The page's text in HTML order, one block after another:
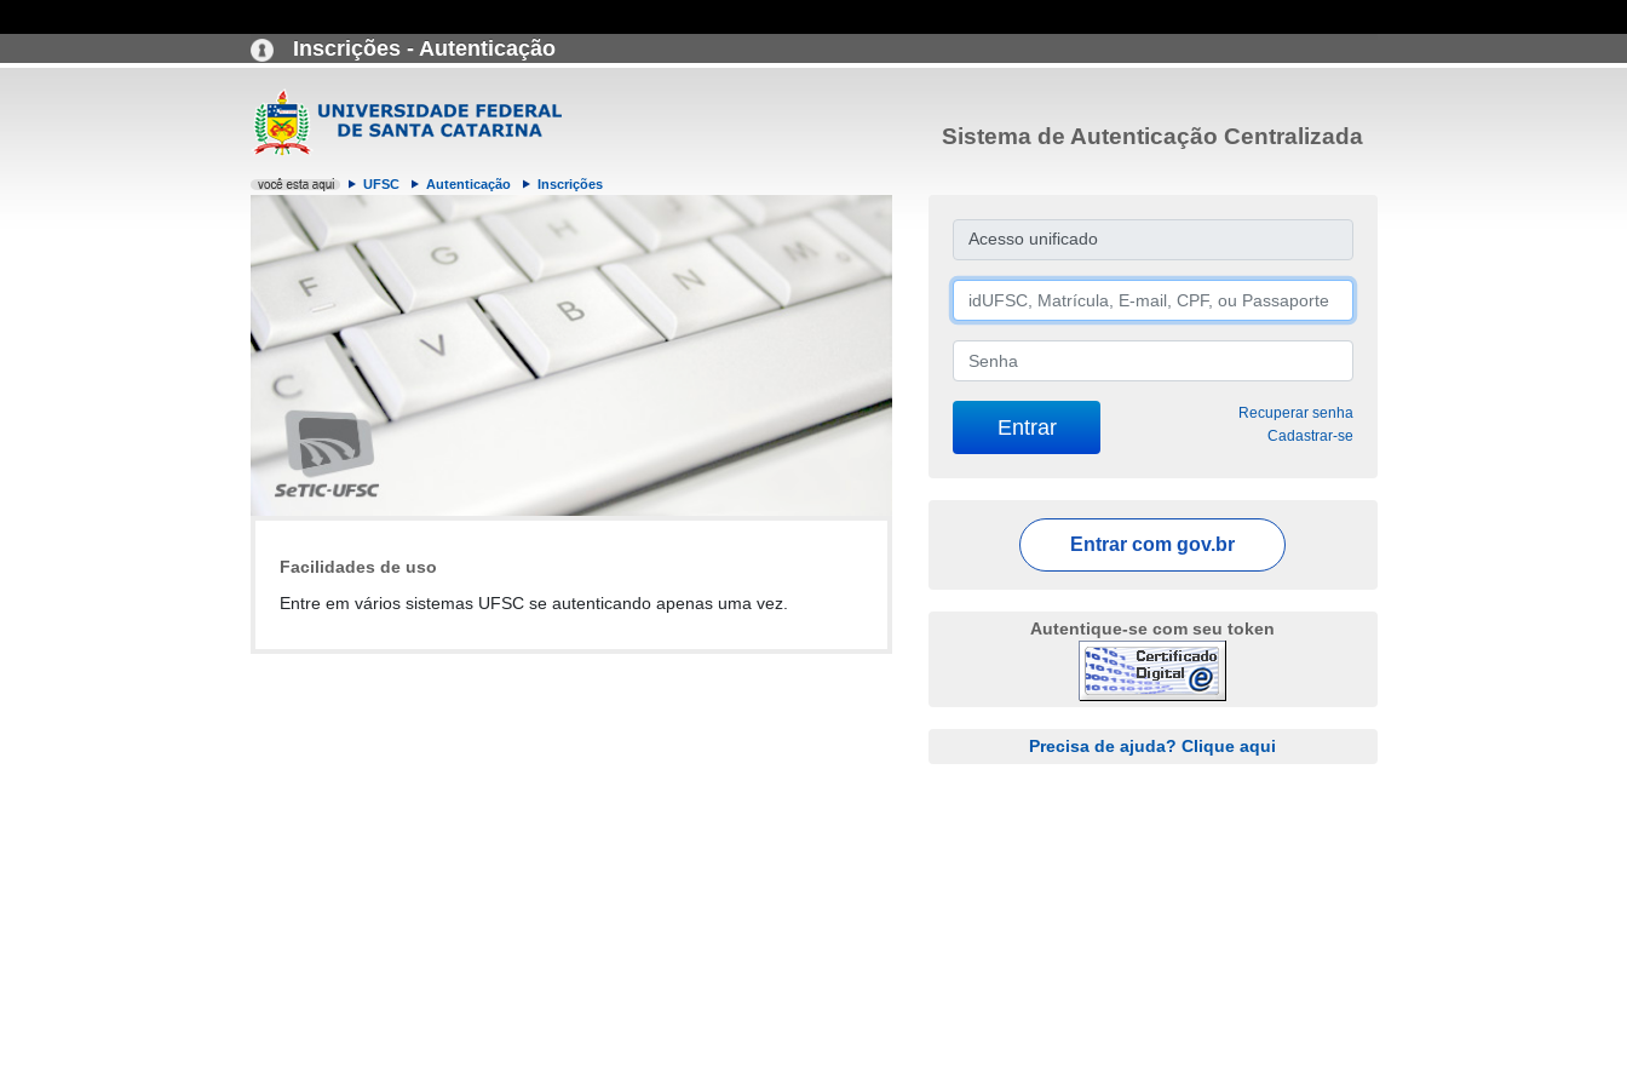
Inscrições - Autenticação
UFSC Autenticação Inscrições
Sistema de Autenticação Centralizada
Facilidades de uso
Entre em vários sistemas UFSC se autenticando apenas uma vez.
Acesso unificado
Recuperar senha
Cadastrar-se
Entrar com gov.br
Autentique-se com seu token
Precisa de ajuda? Clique aqui